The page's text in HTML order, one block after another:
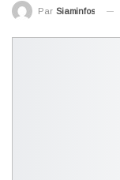
Par Siaminfos